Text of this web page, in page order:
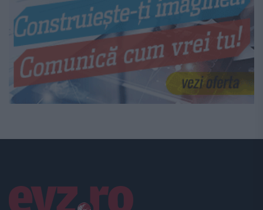
Linkuri utile